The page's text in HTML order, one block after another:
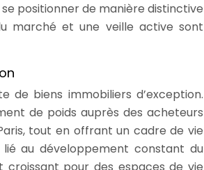
positionner de manière distinctive
marché et une veille active sont
de biens immobiliers d’exception.
de poids auprès des acheteurs
tout en offrant un cadre de vie
au développement constant du